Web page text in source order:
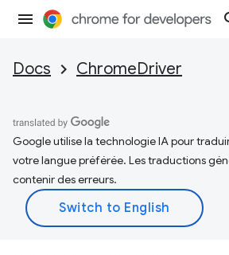
Docs ChromeDriver
Google utilise la technologie IA pour
votre langue préférée. Les traductions
contenir des erreurs.